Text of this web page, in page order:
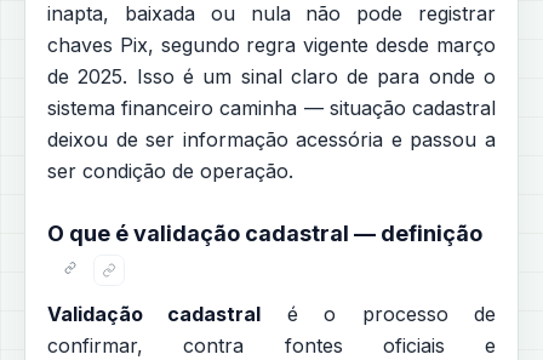
inapta, baixada ou nula não pode registrar
chaves Pix, segundo regra vigente desde março
de 2025. Isso é um sinal claro de para onde o
sistema financeiro caminha — situação cadastral
deixou de ser informação acessória e passou a
ser condição de operação.
O que é validação cadastral — definição
Validação cadastral é o processo de
confirmar, contra fontes oficiais e